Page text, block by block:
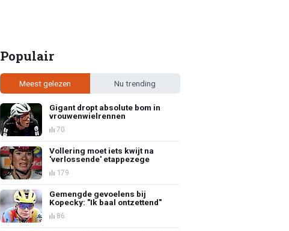
Populair
Meest gelezen Nu trending
Gigant dropt absolute bom in
vrouwenwielrennen
70
Vollering moet iets kwijt na
'verlossende' etappezege
179
Gemengde gevoelens bij
Kopecky: "Ik baal ontzettend"
86